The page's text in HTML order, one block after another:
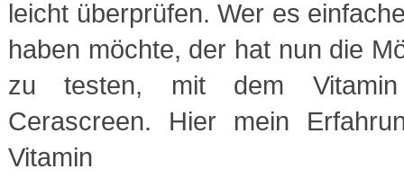
leicht überprüfen. Wer es
haben möchte, der hat nun die
zu testen, mit dem
Cerascreen. Hier mein
Vitamin